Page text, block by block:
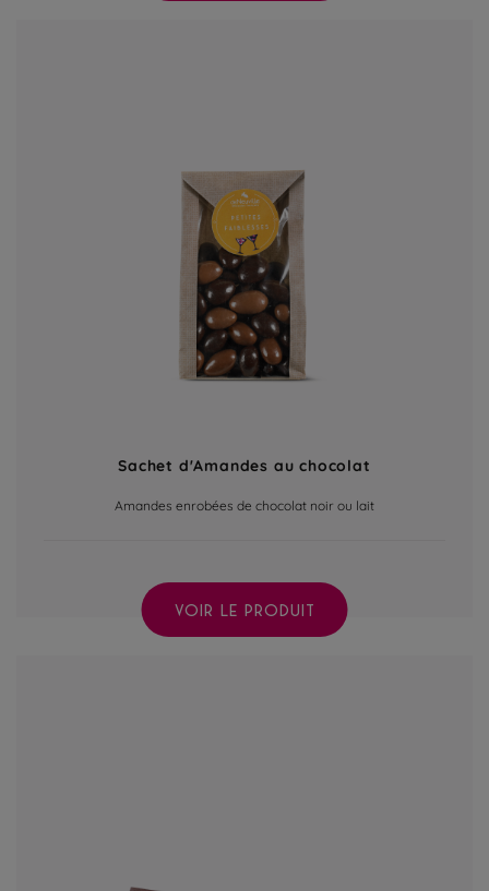
Sachet d'Amandes au chocolat
Amandes enrobées de chocolat noir ou lait
VOIR LE PRODUIT